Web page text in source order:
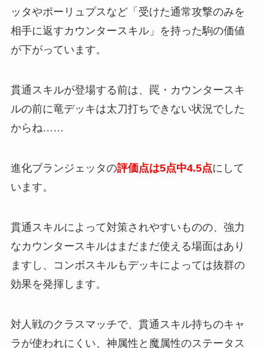
ッタやポーリュプスなど「受けた通常攻撃のみを
相手に返すカウンタースキル」を持った駒の価値
が下がっています。
貫通スキルが登場する前は、罠・カウンタースキ
ルの前に竜デッキは太刀打ちできない状況でした
からね……
進化ブランジェッタの評価点は5点中4.5点にして
います。
貫通スキルによって対策されやすいものの、強力
なカウンタースキルはまだまだ使える場面はあり
ますし、コンボスキルもデッキによっては抜群の
効果を発揮します。
対人戦のクラスマッチで、貫通スキル持ちのキャ
ラが使われにくい、神属性と魔属性のステータス